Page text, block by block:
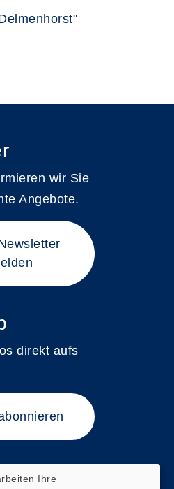
wir Sie
Angebote.
direkt aufs
Ihre